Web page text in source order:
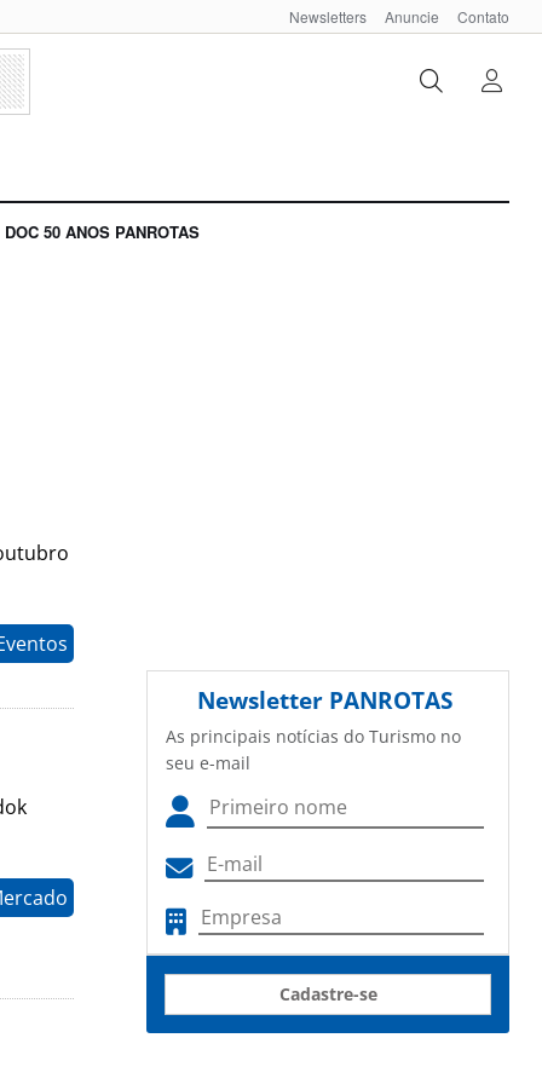
Newsletters Anuncie Contato
DOC 50 ANOS PANROTAS
Newsletter PANROTAS
As principais notícias do Turismo no
seu e-mail
Cadastre-se